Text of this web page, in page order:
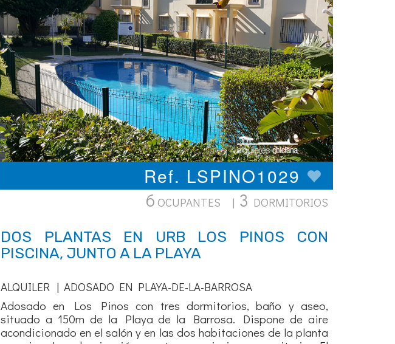
Ref. LSPINO1029
6 OCUPANTES | 3 DORMITORIOS
DOS PLANTAS EN URB LOS PINOS CON
PISCINA, JUNTO A LA PLAYA
ALQUILER | ADOSADO EN PLAYA-DE-LA-BARROSA
Adosado en Los Pinos con tres dormitorios, baño y aseo,
situado a 150m de la Playa de la Barrosa. Dispone de aire
acondicionado en el salón y en las dos habitaciones de la planta